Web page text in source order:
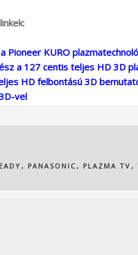
Pioneer KURO
a 127 centis teljes HD 3D
HD felbontású 3D
vel
, PANASONIC , PLAZMA TV ,